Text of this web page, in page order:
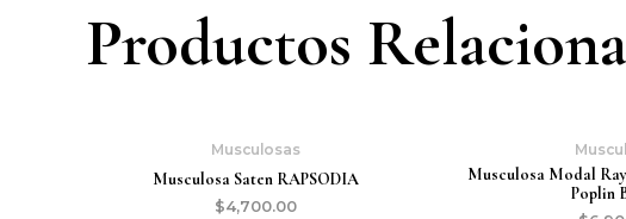
Productos
Musculosas
Musculosa Saten RAPSODIA
$4,700.00
Musculosa Modal
Poplin